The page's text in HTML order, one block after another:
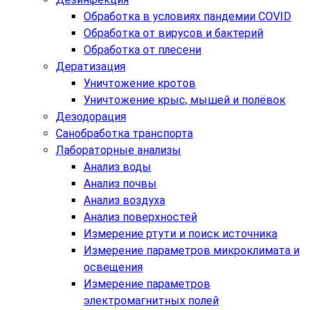
Обработка в условиях пандемии COVID
Обработка от вирусов и бактерий
Обработка от плесени
Дератизация
Уничтожение кротов
Уничтожение крыс, мышей и полёвок
Дезодорация
Санобработка транспорта
Лабораторные анализы
Анализ воды
Анализ почвы
Анализ воздуха
Анализ поверхностей
Измерение ртути и поиск источника
Измерение параметров микроклимата и
освещения
Измерение параметров
электромагнитных полей